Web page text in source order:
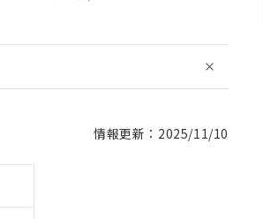
情報更新：2025/11/10